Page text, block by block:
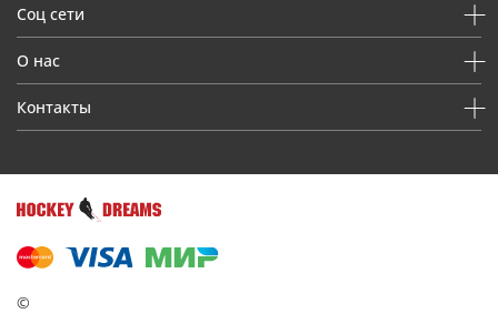
Соц сети
О нас
Контакты
©